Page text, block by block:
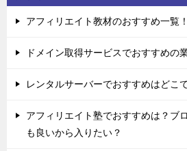
アフィリエイト教材のおすすめ一覧
ドメイン取得サービスでおすすめの
レンタルサーバーでおすすめはどこ
アフィリエイト塾でおすすめは？ブ
も良いから入りたい？